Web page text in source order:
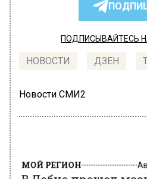
ПОДПИСЫВАЙТЕСЬ
НОВОСТИ ДЗЕН
Новости СМИ2
В Лобне прошел